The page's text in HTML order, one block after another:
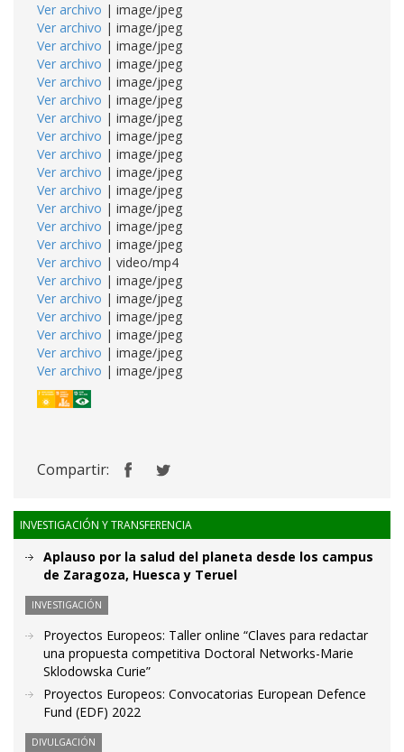
Ver archivo | image/jpeg
Ver archivo | image/jpeg
Ver archivo | image/jpeg
Ver archivo | image/jpeg
Ver archivo | image/jpeg
Ver archivo | image/jpeg
Ver archivo | image/jpeg
Ver archivo | image/jpeg
Ver archivo | image/jpeg
Ver archivo | image/jpeg
Ver archivo | image/jpeg
Ver archivo | image/jpeg
Ver archivo | image/jpeg
Ver archivo | image/jpeg
Ver archivo | video/mp4
Ver archivo | image/jpeg
Ver archivo | image/jpeg
Ver archivo | image/jpeg
Ver archivo | image/jpeg
Ver archivo | image/jpeg
Ver archivo | image/jpeg
Compartir:
INVESTIGACIÓN Y TRANSFERENCIA
Aplauso por la salud del planeta desde los campus
de Zaragoza, Huesca y Teruel
INVESTIGACIÓN
Proyectos Europeos: Taller online “Claves para redactar
una propuesta competitiva Doctoral Networks-Marie
Sklodowska Curie”
Proyectos Europeos: Convocatorias European Defence
Fund (EDF) 2022
DIVULGACIÓN